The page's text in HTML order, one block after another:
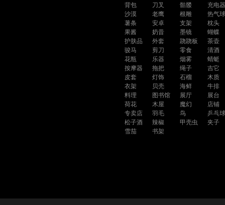
背包
刀叉 骷髅
充电器
沙漠
老鹰 根雕
热气球
薯条
安卓 支架
枕头
果酱
奶昔 墨镜
蝴蝶
护肤品
外套 跷跷板
茶壶
骏马
剪刀 零食
清酒
花瓶
乐器 烟雾
蜻蜓
按摩器
拖把 绳子
吉它
皮套
灯饰 石榴
木质
衣架
贝壳 海鲜
牛排
料理
图书馆 展厅
展台
荷花
木屋 魔幻
店铺
专卖店
羽毛 鸟
乒乓球
松子酒
辣椒 甲壳虫
夹子
雪茄
书架